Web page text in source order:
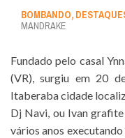
BOMBANDO,
MANDRAKE
Fundado pelo casal
(VR), surgiu em 20
Itaberaba cidade
Dj Navi, ou Ivan
vários anos